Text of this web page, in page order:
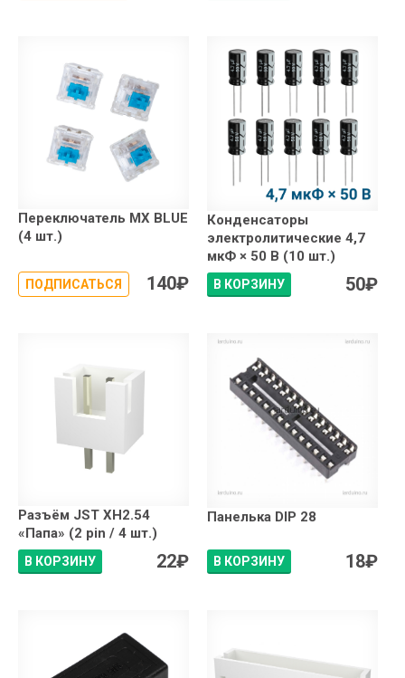
Переключатель MX BLUE
(4 шт.)
ПОДПИСАТЬСЯ 140₽
Конденсаторы
электролитические 4,7
мкФ × 50 В (10 шт.)
В КОРЗИНУ 50₽
Разъём JST XH2.54
«Папа» (2 pin / 4 шт.)
В КОРЗИНУ 22₽
Панелька DIP 28
В КОРЗИНУ 18₽